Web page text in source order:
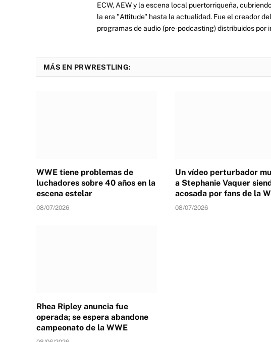
ECW, AEW y la escena local puertorriqueña,
la era "Attitude" hasta la actualidad. Fue el creador
programas de audio (pre-podcasting) distribuidos por
MÁS EN PRWRESTLING:
WWE tiene problemas de
luchadores sobre 40 años en la
escena estelar
08/07/2026
Un vídeo perturbador
a Stephanie Vaquer
acosada por fans de la
08/07/2026
Rhea Ripley anuncia fue
operada; se espera abandone
campeonato de la WWE